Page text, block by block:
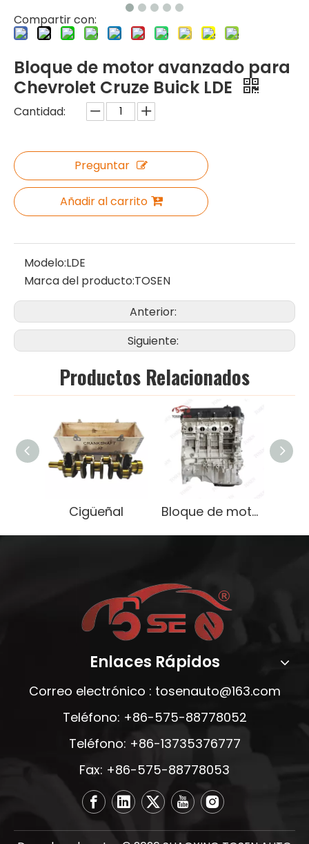
Compartir con:
Bloque de motor avanzado para
Chevrolet Cruze Buick LDE
Cantidad:
Preguntar
Añadir al carrito
Modelo:LDE
Marca del producto:TOSEN
Anterior:
Siguiente:
Productos Relacionados
Cigüeñal Bloque de motor G4FA de alto rendimiento para Hyundai Elantra 1.6L Gasoline Lightweight OEM
Enlaces Rápidos
Correo electrónico : tosenauto@163.com
Teléfono: +86-575-88778052
Teléfono: +86-13735376777
Fax: +86-575-88778053